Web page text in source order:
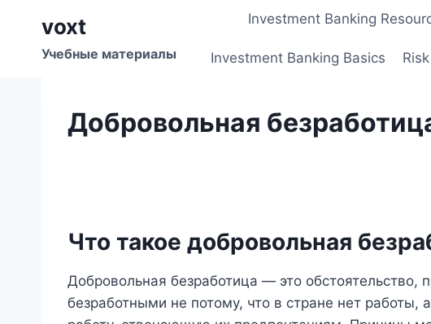
содержимому
voxt
Учебные материалы
Investment Banking
Investment Banking Basics
Добровольная
Что такое добровольная
Добровольная безработица — это обстоятельство,
безработными не потому, что в стране нет работы,